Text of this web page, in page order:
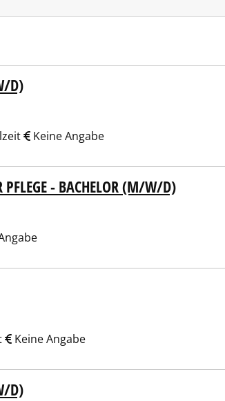
D)
Keine Angabe
PFLEGE - BACHELOR (M/W/D)
Keine Angabe
D)